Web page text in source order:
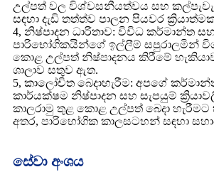
උල්පත් වල විශ්වසනීයත්වය සහ
සඳහා දැඩි තත්ත්ව පාලන පියවර
4, නිෂ්පාදන ධාරිතාව: විවිධ කර්මාන්ත සහ
පාරිභෝගිකයින්ගේ ඉල්ලීම් සපුරාලමින්
කොළ උල්පත් නිෂ්පාදනය කිරීමේ
ශාලාව සතුව ඇත.
5, කාලෝචිත බෙදාහැරීම: අපගේ
කාර්යක්ෂම නිෂ්පාදන සහ සැපයුම්
කාලරාමු තුළ කොළ උල්පත් බෙදා හැරීමට
අතර, පාරිභෝගික කාලසටහන් සඳහා
සේවා අංශය